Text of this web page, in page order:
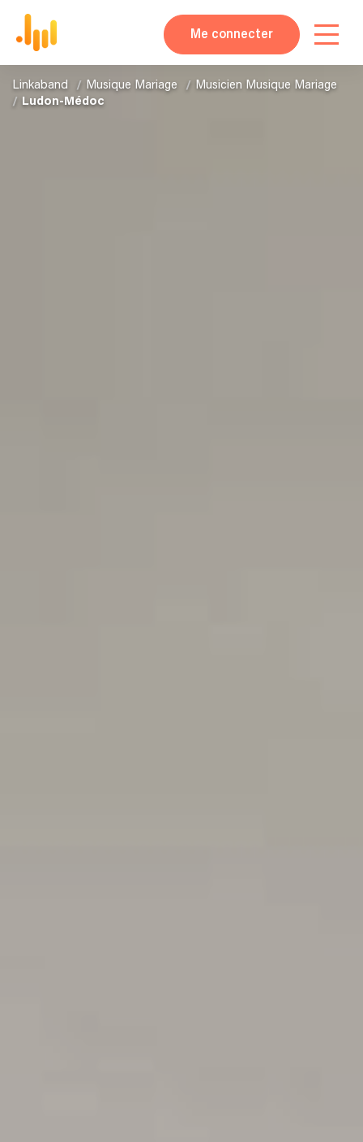
Me connecter
Linkaband Musique Mariage
Musicien Musique Mariage
Ludon-Médoc